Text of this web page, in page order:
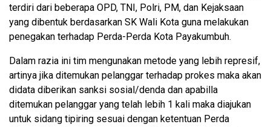
terdiri dari beberapa OPD, TNI, Polri, PM, dan Kejaksaan
yang dibentuk berdasarkan SK Wali Kota guna melakukan
penegakan terhadap Perda-Perda Kota Payakumbuh.
Dalam razia ini tim mengunakan metode yang lebih represif,
artinya jika ditemukan pelanggar terhadap prokes maka akan
didata diberikan sanksi sosial/denda dan apabilla
ditemukan pelanggar yang telah lebih 1 kali maka diajukan
untuk sidang tipiring sesuai dengan ketentuan Perda